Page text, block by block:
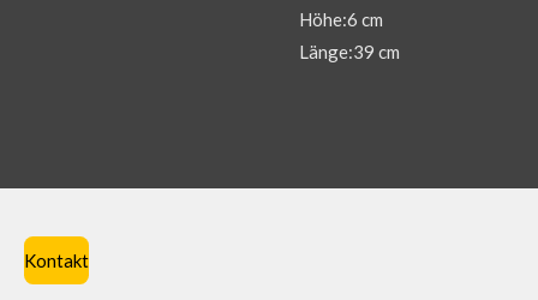
Höhe:6 cm
Länge:39 cm
Kontakt